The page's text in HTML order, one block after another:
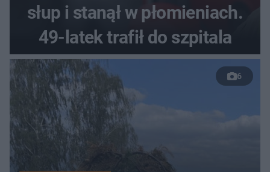
słup i stanął w płomieniach.
49-latek trafił do szpitala
6